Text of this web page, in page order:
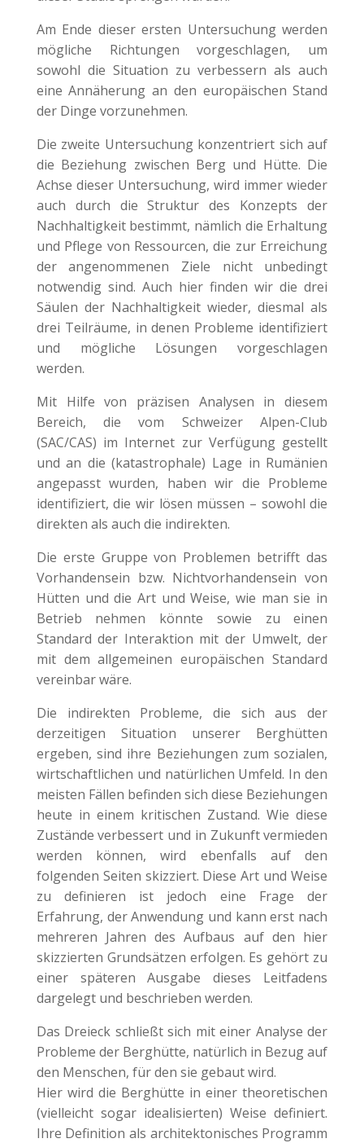
Am Ende dieser ersten Untersuchung werden
mögliche Richtungen vorgeschlagen, um
sowohl die Situation zu verbessern als auch
eine Annäherung an den europäischen Stand
der Dinge vorzunehmen.
Die zweite Untersuchung konzentriert sich auf
die Beziehung zwischen Berg und Hütte. Die
Achse dieser Untersuchung, wird immer wieder
auch durch die Struktur des Konzepts der
Nachhaltigkeit bestimmt, nämlich die Erhaltung
und Pflege von Ressourcen, die zur Erreichung
der angenommenen Ziele nicht unbedingt
notwendig sind. Auch hier finden wir die drei
Säulen der Nachhaltigkeit wieder, diesmal als
drei Teilräume, in denen Probleme identifiziert
und mögliche Lösungen vorgeschlagen
werden.
Mit Hilfe von präzisen Analysen in diesem
Bereich, die vom Schweizer Alpen-Club
(SAC/CAS) im Internet zur Verfügung gestellt
und an die (katastrophale) Lage in Rumänien
angepasst wurden, haben wir die Probleme
identifiziert, die wir lösen müssen – sowohl die
direkten als auch die indirekten.
Die erste Gruppe von Problemen betrifft das
Vorhandensein bzw. Nichtvorhandensein von
Hütten und die Art und Weise, wie man sie in
Betrieb nehmen könnte sowie zu einen
Standard der Interaktion mit der Umwelt, der
mit dem allgemeinen europäischen Standard
vereinbar wäre.
Die indirekten Probleme, die sich aus der
derzeitigen Situation unserer Berghütten
ergeben, sind ihre Beziehungen zum sozialen,
wirtschaftlichen und natürlichen Umfeld. In den
meisten Fällen befinden sich diese Beziehungen
heute in einem kritischen Zustand. Wie diese
Zustände verbessert und in Zukunft vermieden
werden können, wird ebenfalls auf den
folgenden Seiten skizziert. Diese Art und Weise
zu definieren ist jedoch eine Frage der
Erfahrung, der Anwendung und kann erst nach
mehreren Jahren des Aufbaus auf den hier
skizzierten Grundsätzen erfolgen. Es gehört zu
einer späteren Ausgabe dieses Leitfadens
dargelegt und beschrieben werden.
Das Dreieck schließt sich mit einer Analyse der
Probleme der Berghütte, natürlich in Bezug auf
den Menschen, für den sie gebaut wird.
Hier wird die Berghütte in einer theoretischen
(vielleicht sogar idealisierten) Weise definiert.
Ihre Definition als architektonisches Programm